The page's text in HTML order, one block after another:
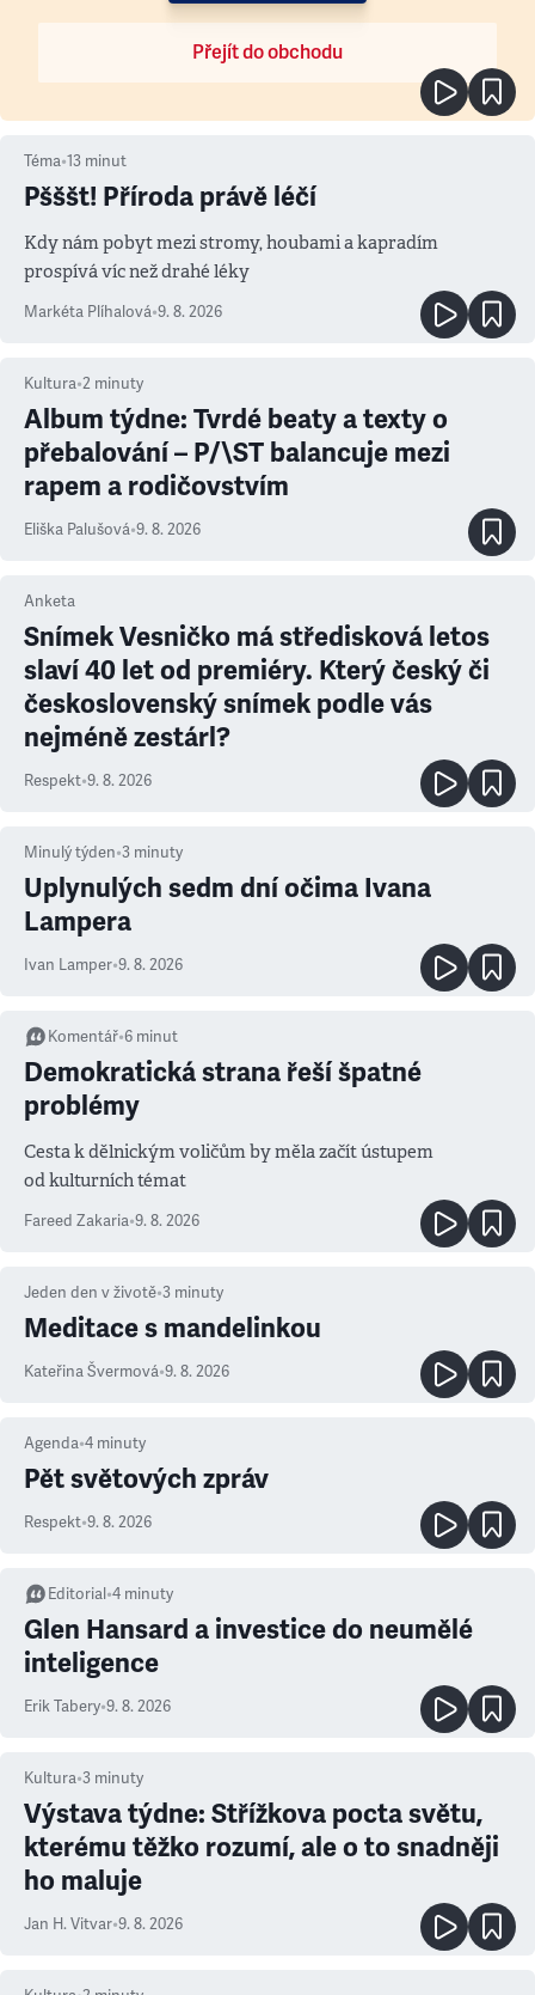
Přejít do obchodu
Téma•13 minut
Pšššt! Příroda právě léčí
Kdy nám pobyt mezi stromy, houbami a kapradím
prospívá víc než drahé léky
Markéta Plíhalová•9. 8. 2026
Kultura•2 minuty
Album týdne: Tvrdé beaty a texty o
přebalování – P/\ST balancuje mezi
rapem a rodičovstvím
Eliška Palušová•9. 8. 2026
Anketa
Snímek Vesničko má středisková letos
slaví 40 let od premiéry. Který český či
československý snímek podle vás
nejméně zestárl?
Respekt•9. 8. 2026
Minulý týden•3 minuty
Uplynulých sedm dní očima Ivana
Lampera
Ivan Lamper•9. 8. 2026
Komentář•6 minut
Demokratická strana řeší špatné
problémy
Cesta k dělnickým voličům by měla začít ústupem
od kulturních témat
Fareed Zakaria•9. 8. 2026
Jeden den v životě•3 minuty
Meditace s mandelinkou
Kateřina Švermová•9. 8. 2026
Agenda•4 minuty
Pět světových zpráv
Respekt•9. 8. 2026
Editorial •4 minuty
Glen Hansard a investice do neumělé
inteligence
Erik Tabery•9. 8. 2026
Kultura•3 minuty
Výstava týdne: Střížkova pocta světu,
kterému těžko rozumí, ale o to snadněji
ho maluje
Jan H. Vitvar•9. 8. 2026